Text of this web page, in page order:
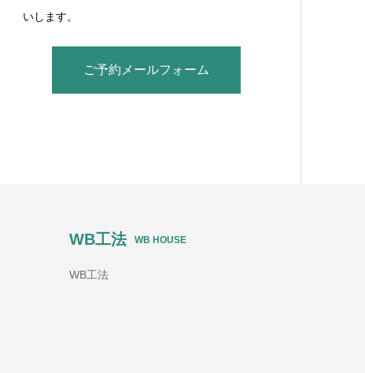
いします。
ご予約メールフォーム
WB工法 WB HOUSE
WB工法